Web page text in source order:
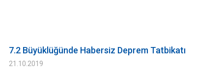
7.2 Büyüklüğünde Habersiz Deprem Tatbikatı
21.10.2019